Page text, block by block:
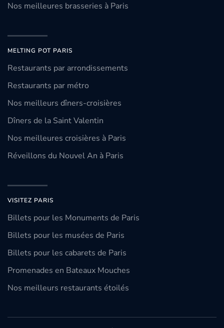
Nos meilleures brasseries à Paris
MELTING POT PARIS
Restaurants par arrondissements
Restaurants par métro
Nos meilleurs dîners-croisières
Dîners de la Saint Valentin
Nos meilleures croisières à Paris
Réveillons du Nouvel An à Paris
VISITEZ PARIS
Billets pour les Monuments de Paris
Billets pour les musées de Paris
Billets pour les cabarets de Paris
Promenades en Bateaux Mouches
Nos meilleurs restaurants étoilés